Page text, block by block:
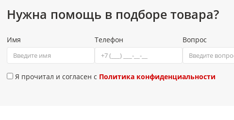
Нужна помощь в подборе товара?
Имя Телефон
Вопрос
Я прочитал и согласен с Политика конфиденциальности